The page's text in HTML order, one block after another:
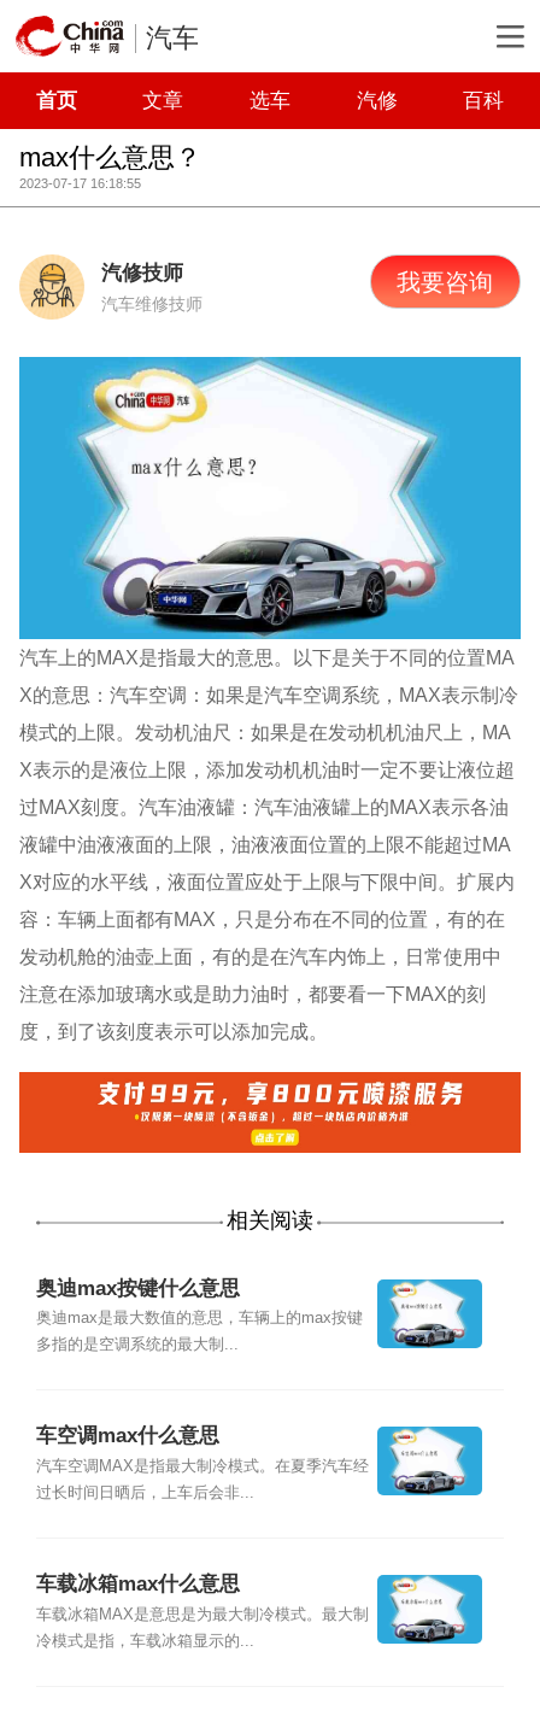
汽车
首页 文章 选车 汽修 百科
max什么意思？
2023-07-17 16:18:55
汽修技师
汽车维修技师
我要咨询
汽车上的MAX是指最大的意思。以下是关于不同的位置MA
X的意思：汽车空调：如果是汽车空调系统，MAX表示制冷
模式的上限。发动机油尺：如果是在发动机机油尺上，MA
X表示的是液位上限，添加发动机机油时一定不要让液位超
过MAX刻度。汽车油液罐：汽车油液罐上的MAX表示各油
液罐中油液液面的上限，油液液面位置的上限不能超过MA
X对应的水平线，液面位置应处于上限与下限中间。扩展内
容：车辆上面都有MAX，只是分布在不同的位置，有的在
发动机舱的油壶上面，有的是在汽车内饰上，日常使用中
注意在添加玻璃水或是助力油时，都要看一下MAX的刻
度，到了该刻度表示可以添加完成。
相关阅读
奥迪max按键什么意思
奥迪max是最大数值的意思，车辆上的max按键
多指的是空调系统的最大制...
车空调max什么意思
汽车空调MAX是指最大制冷模式。在夏季汽车经
过长时间日晒后，上车后会非...
车载冰箱max什么意思
车载冰箱MAX是意思是为最大制冷模式。最大制
冷模式是指，车载冰箱显示的...